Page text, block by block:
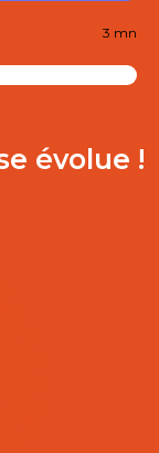
3 mn
évolue !